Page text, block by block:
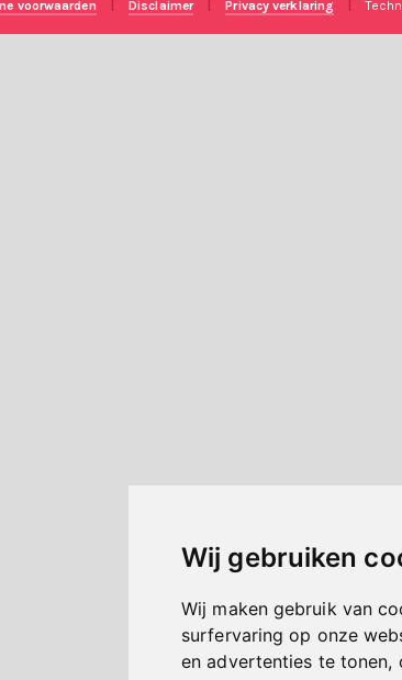
Wij gebruiken
Wij maken gebruik van
surfervaring op onze
en advertenties te tonen,
voorwaarden Disclaimer Privacy verklaring